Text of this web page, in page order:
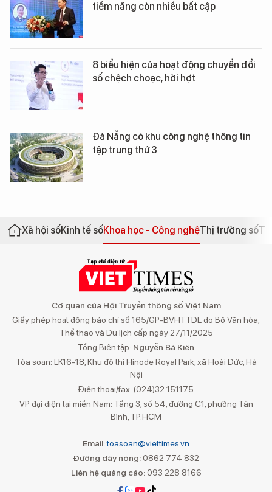
tiềm năng còn nhiều bất cập
8 biểu hiện của hoạt động chuyển đổi
số chệch choạc, hời hợt
Đà Nẵng có khu công nghệ thông tin
tập trung thứ 3
Xã hội sốKinh tế sốKhoa học - Công nghệThị trường số
Cơ quan của Hội Truyền thông số Việt Nam
Giấy phép hoạt động báo chí số 165/GP-BVHTTDL do Bộ Văn hóa,
Thể thao và Du lịch cấp ngày 27/11/2025
Tổng Biên tập: Nguyễn Bá Kiên
Tòa soạn: LK16-18, Khu đô thị Hinode Royal Park, xã Hoài Đức, Hà
Nội
Điện thoại/fax: (024)32 151175
VP đại diện tại miền Nam: Tầng 3, số 54, đường C1, phường Tân
Bình, TP.HCM
Email:toasoan@viettimes.vn
Đường dây nóng: 0862 774 832
Liên hệ quảng cáo:093 228 8166